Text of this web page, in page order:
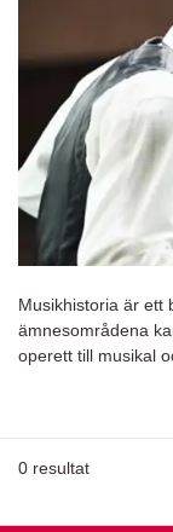
Musikhistoria är ett
ämnesområdena
operett till musikal
0 resultat